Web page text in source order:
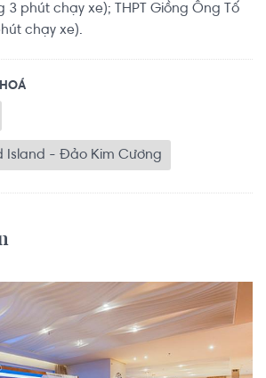
phút chạy xe); THPT Giồng Ông Tố
chạy xe).
Island - Đảo Kim Cương